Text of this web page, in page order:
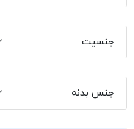
جنسیت
جنس بدنه